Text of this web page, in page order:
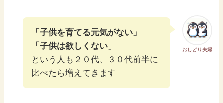
おしどり夫婦
「子供を育てる元気がない」
「子供は欲しくない」
という人も２０代、３０代前半に
比べたら増えてきます